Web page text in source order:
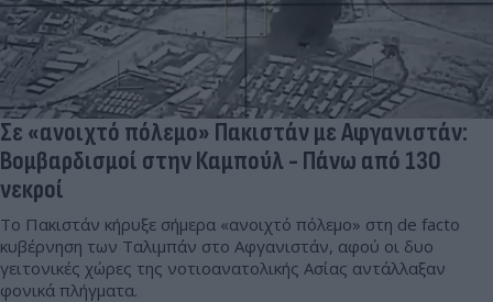
Σε «ανοιχτό πόλεμο» Πακιστάν με Αφγανιστάν:
Βομβαρδισμοί στην Καμπούλ - Πάνω από 130
νεκροί
Το Πακιστάν κήρυξε σήμερα «ανοιχτό πόλεμο» στη de facto
κυβέρνηση των Ταλιμπάν στο Αφγανιστάν, αφού οι δυο
γειτονικές χώρες της νοτιοανατολικής Ασίας αντάλλαξαν
φονικά πλήγματα.